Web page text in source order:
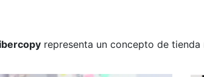
representa un concepto de